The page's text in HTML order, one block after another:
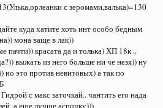
статов. при 51 декс ты будешь попадать
по 50% снипов, но какой идиот
декс ситуация не изменится, ты так же
агильникам.
лучше не читай, там бред розового
с зеромами,валька)=130
куда хатите хоть инт особо бедным
мона ваще в лак))
пачти)) красата да и толька) ХП 18к ..
выжать из него больше ни че незя)) ну
но это против невитовых) а так по
с макс заточкай.. чантить его нада
а еще лучше аспочку)))